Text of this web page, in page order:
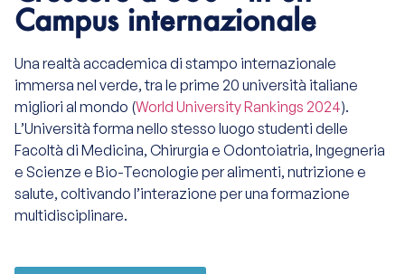
Campus internazionale
Una realtà accademica di stampo internazionale
immersa nel verde, tra le prime 20 università italiane
migliori al mondo (World University Rankings 2024).
L’Università forma nello stesso luogo studenti delle
Facoltà di Medicina, Chirurgia e Odontoiatria, Ingegneria
e Scienze e Bio-Tecnologie per alimenti, nutrizione e
salute, coltivando l’interazione per unaformazione
multidisciplinare.